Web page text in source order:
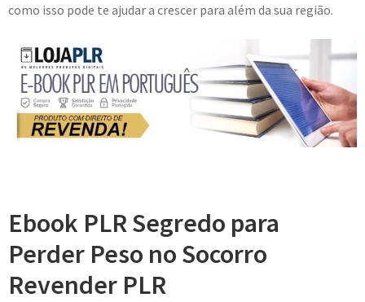
como isso pode te ajudar a crescer para além da sua região.
Ebook PLR Segredo para
Perder Peso no Socorro
Revender PLR